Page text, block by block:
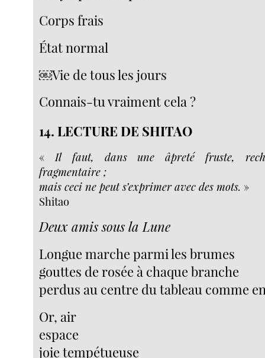
Corps frais
État normal
￼Vie de tous les jours
Connais-tu vraiment cela ?
14. LECTURE DE SHITAO
« Il faut, dans une âpreté fruste,
fragmentaire ;
mais ceci ne peut s’exprimer avec des mots. »
Shitao
Deux amis sous la Lune
Longue marche parmi les brumes
gouttes de rosée à chaque branche
perdus au centre du tableau comme
Or, air
espace
joie tempétueuse